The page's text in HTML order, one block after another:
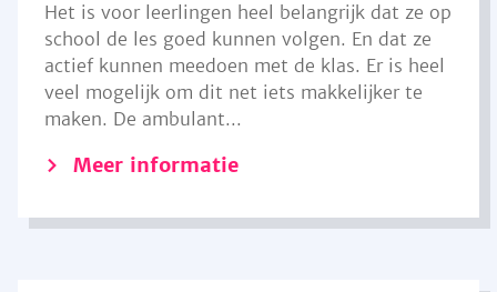
Het is voor leerlingen heel belangrijk dat ze op
school de les goed kunnen volgen. En dat ze
actief kunnen meedoen met de klas. Er is heel
veel mogelijk om dit net iets makkelijker te
maken. De ambulant...
Meer informatie